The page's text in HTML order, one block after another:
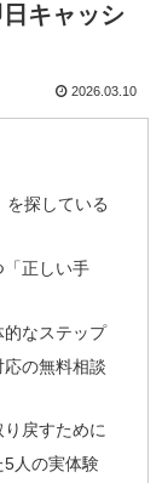
キャッシ
2026.03.10
を探している
正しい手
なステップ
の無料相談
戻すために
人の実体験